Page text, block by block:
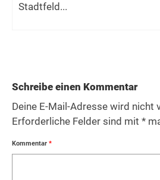
Stadtfeld...
Schreibe einen Kommentar
Deine E-Mail-Adresse wird nicht
Erforderliche Felder sind mit *
Kommentar *